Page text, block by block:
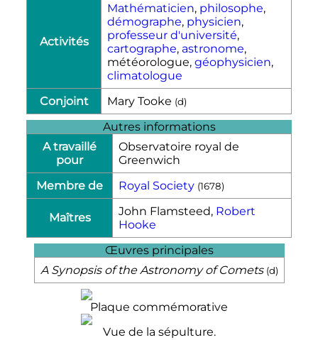
Activités
Mathématicien, philosophe,
démographe, physicien,
professeur d'université,
cartographe, astronome,
météorologue, géophysicien,
climatologue
Conjoint
Mary Tooke (d)
Autres informations
A travaillé
pour
Observatoire royal de
Greenwich
Membre de
Royal Society (1678)
Maîtres John Flamsteed, Robert
Hooke
Œuvres principales
A Synopsis of the Astronomy of Comets (d)
Plaque commémorative
Vue de la sépulture.